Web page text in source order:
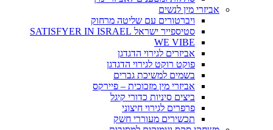
אביזרי מין לנשים
ויברטורים עם שליטה מרחוק
סטיספייר ישראל SATISFYER IN ISRAEL
WE VIBE
אביזרים לגירוי הדגדגן
פוקט רוקט לגירוי הדגדגן
בשמים למשיכת גברים
אביזרי מין מזכוכית – פיירקס
ביצים סיניות כדורי קיגל
פרפרים לגירוי חיצוני
תכשירים מעוררי חשק